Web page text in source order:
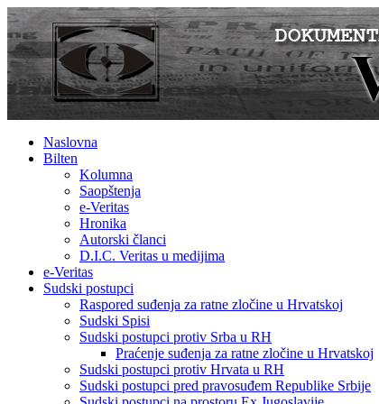
Naslovna
Bilten
Kolumna
Saopštenja
e-Veritas
Hronika
Autorski članci
D.I.C. Veritas u medijima
e-Veritas
Sudski postupci
Raspored suđenja za ratne zločine u Hrvatskoj
Sudski Spisi
Sudski postupci protiv Srba u RH
Praćenje suđenja za ratne zločine u Hrvatskoj
Sudski postupci protiv Hrvata u RH
Sudski postupci pred pravosuđem Republike Srbije